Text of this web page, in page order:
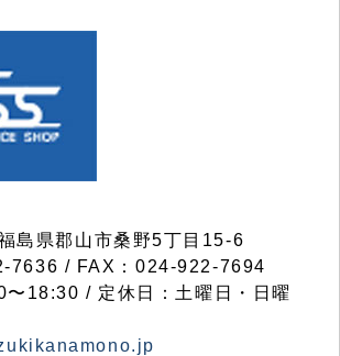
県郡山市桑野5丁目15-6
7636 / FAX：024-922-7694
〜18:30 / 定休日：土曜日・日曜